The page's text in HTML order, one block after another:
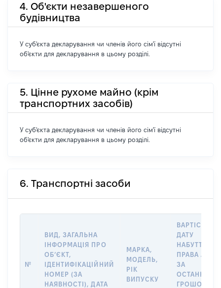
4. Об'єкти незавершеного
будівництва
У суб'єкта декларування чи членів його сім'ї відсутні
об'єкти для декларування в цьому розділі.
5. Цінне рухоме майно (крім
транспортних засобів)
У суб'єкта декларування чи членів його сім'ї відсутні
об'єкти для декларування в цьому розділі.
6. Транспортні засоби
№
ВИД, ЗАГАЛЬНА
ІНФОРМАЦІЯ ПРО
ОБʼЄКТ,
ІДЕНТИФІКАЦІЙНИЙ
НОМЕР (ЗА
НАЯВНОСТІ), ДАТА
МАРКА,
МОДЕЛЬ,
РІК
ВИПУСКУ
ВАРТІСТЬ НА
ДАТУ
НАБУТТЯ
ПРАВА АБО
ЗА
ГРОШОВОЮ